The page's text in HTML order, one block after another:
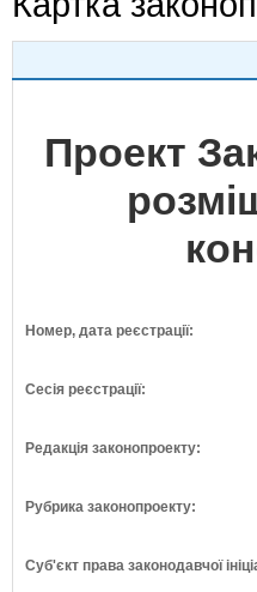
Проект
Номер, дата реєстрації:
Сесія реєстрації:
Редакція законопроекту:
Рубрика законопроекту:
Суб'єкт права законодавчої